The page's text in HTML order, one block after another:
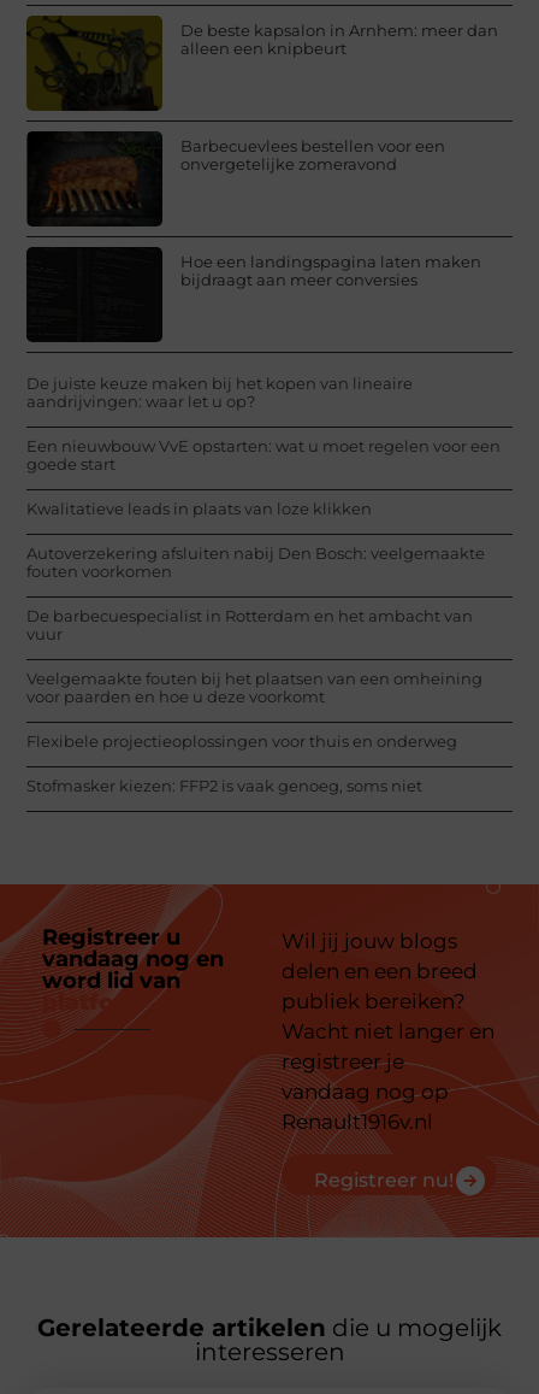
De beste kapsalon in Arnhem: meer dan
alleen een knipbeurt
Barbecuevlees bestellen voor een
onvergetelijke zomeravond
Hoe een landingspagina laten maken
bijdraagt aan meer conversies
De juiste keuze maken bij het kopen van lineaire
aandrijvingen: waar let u op?
Een nieuwbouw VvE opstarten: wat u moet regelen voor een
goede start
Kwalitatieve leads in plaats van loze klikken
Autoverzekering afsluiten nabij Den Bosch: veelgemaakte
fouten voorkomen
De barbecuespecialist in Rotterdam en het ambacht van
vuur
Veelgemaakte fouten bij het plaatsen van een omheining
voor paarden en hoe u deze voorkomt
Flexibele projectieoplossingen voor thuis en onderweg
Stofmasker kiezen: FFP2 is vaak genoeg, soms niet
Registreer u
vandaag nog en
word lid van
platform
Wil jij jouw blogs
delen en een breed
publiek bereiken?
Wacht niet langer en
registreer je
vandaag nog op
Renault1916v.nl
Registreer nu!
Gerelateerde artikelen die u mogelijk
interesseren